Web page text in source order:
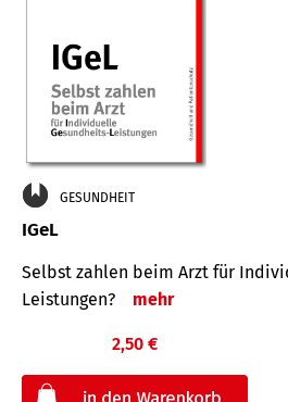
GESUNDHEIT
IGeL
Selbst zahlen beim Arzt für
Leis­tungen?
mehr
2,50 €